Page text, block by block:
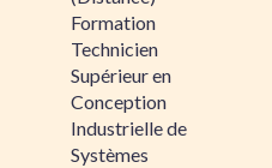
Formation
Technicien
Supérieur en
Conception
Industrielle de
Systèmes